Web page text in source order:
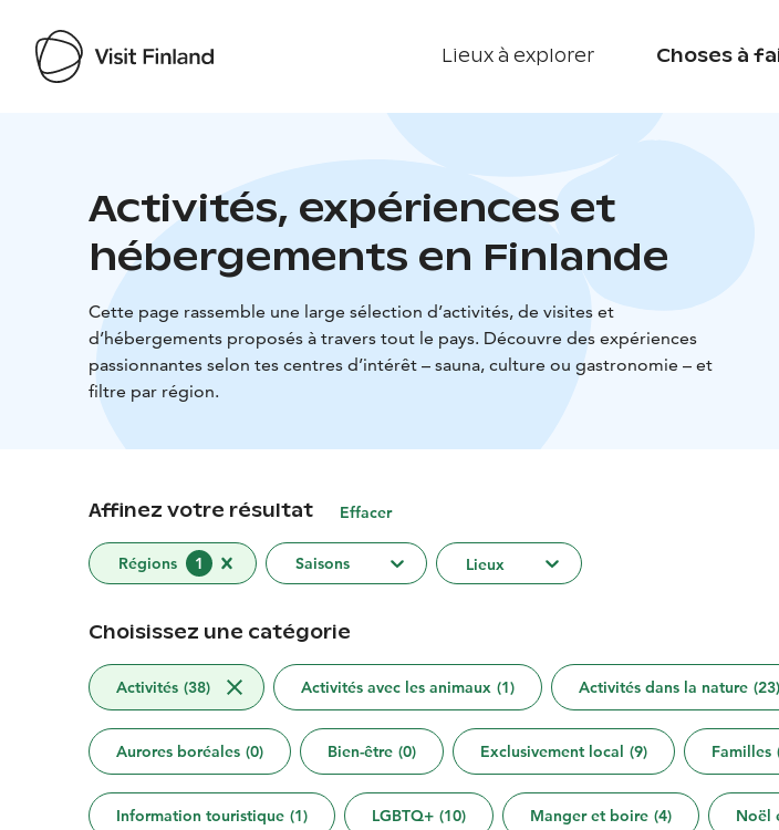
Lieux à explorer Choses à
Activités, expériences et
hébergements en Finlande
Cette page rassemble une large sélection d’activités, de visites et
d’hébergements proposés à travers tout le pays. Découvre des expériences
passionnantes selon tes centres d’intérêt – sauna, culture ou gastronomie – et
filtre par région.
Affinez votre résultat Effacer
Régions 1 Saisons Lieux
Choisissez une catégorie
Activités (38) Activités avec les animaux (1) Activités dans la nature (23)
Aurores boréales (0) Bien-être (0) Exclusivement local (9) Familles
Information touristique (1) LGBTQ+ (10) Manger et boire (4) Noël